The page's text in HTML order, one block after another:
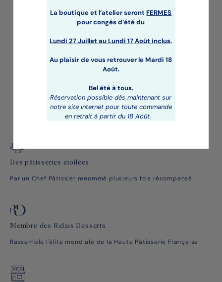
59,00 €
Des pâtisseries étoilées
Par un Chef Pâtissier renommé plusieurs fois récompensé
Membre des Relais Desserts
Rassemble l'élite mondiale de la Haute Pâtisserie Française
La boutique et l’atelier seront FERMES
pour congés d’été du
Lundi 27 Juillet au Lundi 17 Août inclus.
Au plaisir de vous retrouver le Mardi 18
Août.
Bel été à tous.
Réservation possible dès maintenant sur
notre site internet pour toute commande
en retrait à partir du 18 Août.